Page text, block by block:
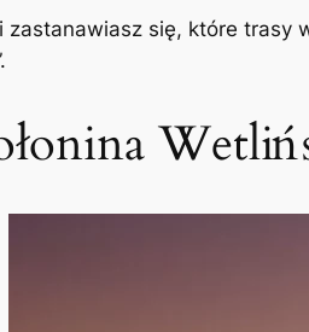
zastanawiasz się, które trasy